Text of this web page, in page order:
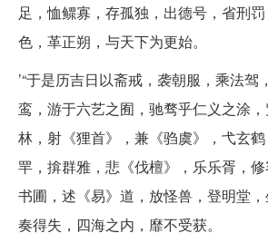
足，恤鳏寡，存孤独，出德号，省刑
色，革正朔，与天下为更始。
’“于是历吉日以斋戒，袭朝服，乘法驾
鸾，游于六艺之囿，驰骛乎仁义之涂
林，射《狸首》，兼《驺虞》，弋玄
䍐，揜群雅，悲《伐檀》，乐乐胥，
书圃，述《易》道，放怪兽，登明堂，
奏得失，四海之内，靡不受获。